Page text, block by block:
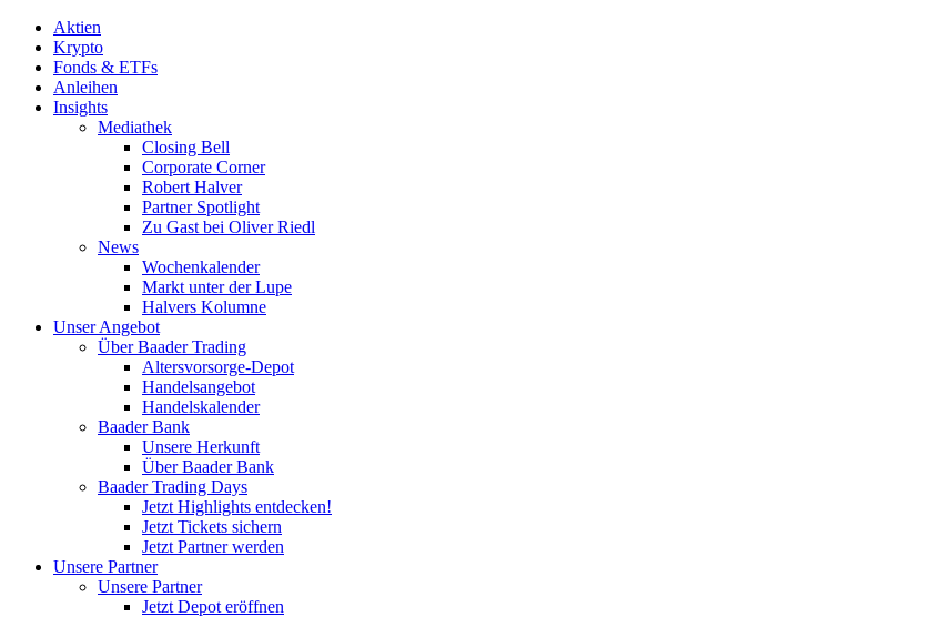
Aktien
Krypto
Fonds & ETFs
Anleihen
Insights
Mediathek
Closing Bell
Corporate Corner
Robert Halver
Partner Spotlight
Zu Gast bei Oliver Riedl
News
Wochenkalender
Markt unter der Lupe
Halvers Kolumne
Unser Angebot
Über Baader Trading
Altersvorsorge-Depot
Handelsangebot
Handelskalender
Baader Bank
Unsere Herkunft
Über Baader Bank
Baader Trading Days
Jetzt Highlights entdecken!
Jetzt Tickets sichern
Jetzt Partner werden
Unsere Partner
Unsere Partner
Jetzt Depot eröffnen